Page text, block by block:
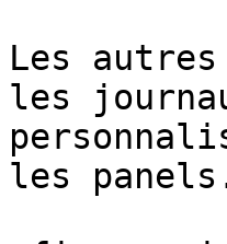
Les
les
les